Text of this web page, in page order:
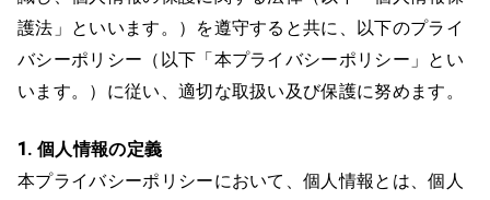
護法」といいます。）を遵守すると共に、以下のプライ
バシーポリシー（以下「本プライバシーポリシー」とい
います。）に従い、適切な取扱い及び保護に努めます。
1. 個人情報の定義
本プライバシーポリシーにおいて、個人情報とは、個人